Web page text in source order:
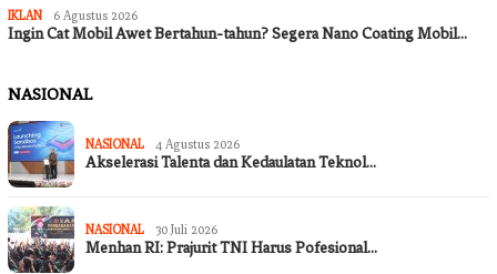
IKLAN 6 Agustus 2026
Ingin Cat Mobil Awet Bertahun-tahun? Segera Nano Coating Mobil…
NASIONAL
NASIONAL 4 Agustus 2026
Akselerasi Talenta dan Kedaulatan Teknol…
NASIONAL 30 Juli 2026
Menhan RI: Prajurit TNI Harus Pofesional…